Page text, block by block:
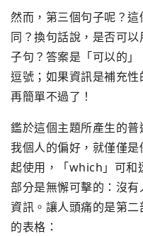
然而，第三個句子呢？
同？換句話說，是否可
子句？答案是「可以的
逗號；如果資訊是補充
再簡單不過了！
鑑於這個主題所產生的
我個人的偏好，就僅僅
起使用，「which」可和
部分是無懈可擊的：沒
資訊。讓人頭痛的是第
的表格：